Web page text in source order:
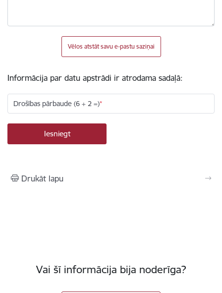
Vēlos atstāt savu e-pastu saziņai
Informācija par datu apstrādi ir atrodama sadaļā:
Drošības pārbaude (6 + 2 =)
Drukāt lapu
Vai šī informācija bija noderīga?